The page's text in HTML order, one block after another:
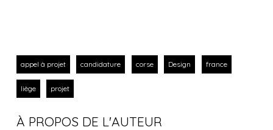
appel à projet candidature corse Design france
liège projet
À PROPOS DE L'AUTEUR